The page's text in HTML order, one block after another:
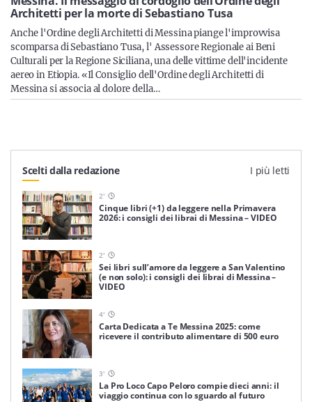
Servizi
Resta sempre aggiornato con le ultime news, iscriviti alla
nostra newsletter
Iscriviti
Architetti per la morte di Sebastiano Tusa
Anche l'Ordine degli Architetti di Messina piange l'improvvisa
scomparsa di Sebastiano Tusa, l' Assessore Regionale ai Beni
Culturali per la Regione Siciliana, una delle vittime dell'incidente
aereo in Etiopia. «Il Consiglio dell'Ordine degli Architetti di
Messina si associa al dolore della…
Scelti dalla redazione I più letti
2'
Cinque libri (+1) da leggere nella Primavera
2026: i consigli dei librai di Messina – VIDEO
2'
Sei libri sull’amore da leggere a San Valentino
(e non solo): i consigli dei librai di Messina –
VIDEO
4'
Carta Dedicata a Te Messina 2025: come
ricevere il contributo alimentare di 500 euro
3'
La Pro Loco Capo Peloro compie dieci anni: il
viaggio continua con lo sguardo al futuro